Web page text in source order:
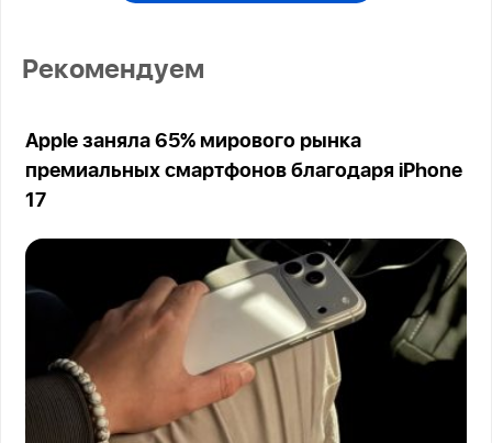
Рекомендуем
Apple заняла 65% мирового рынка
премиальных смартфонов благодаря iPhone
17